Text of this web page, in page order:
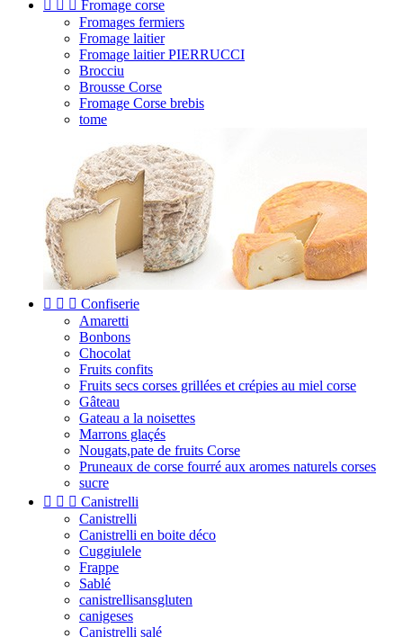
Fromage corse
Fromages fermiers
Fromage laitier
Fromage laitier PIERRUCCI
Brocciu
Brousse Corse
Fromage Corse brebis
tome
   Confiserie
Amaretti
Bonbons
Chocolat
Fruits confits
Fruits secs corses grillées et crépies au miel corse
Gâteau
Gateau a la noisettes
Marrons glaçés
Nougats,pate de fruits Corse
Pruneaux de corse fourré aux aromes naturels corses
sucre
   Canistrelli
Canistrelli
Canistrelli en boite déco
Cuggiulele
Frappe
Sablé
canistrellisansgluten
canigeses
Canistrelli salé